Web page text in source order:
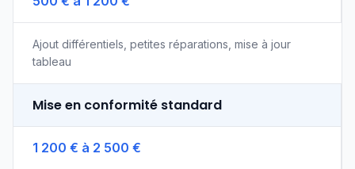
Ajout différentiels, petites réparations, mise à jour
tableau
Mise en conformité standard
1 200 € à 2 500 €